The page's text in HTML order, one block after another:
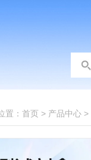
置： 首页 > 产品中心 >